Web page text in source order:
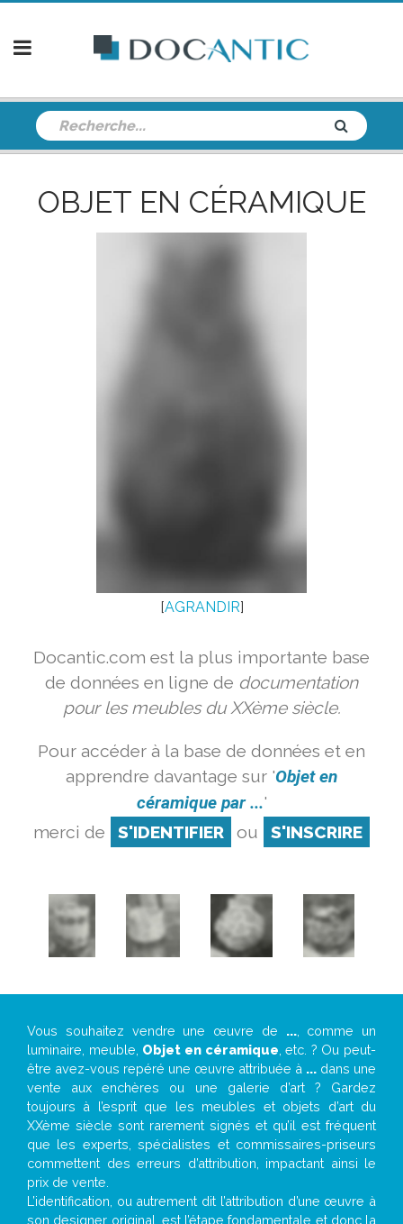
OBJET EN CÉRAMIQUE
[AGRANDIR]
Docantic.com est la plus importante base
de données en ligne de documentation
pour les meubles du XXème siècle.
Pour accéder à la base de données et en
apprendre davantage sur 'Objet en
céramique par ...'
merci de
S'IDENTIFIER ou S'INSCRIRE
Vous souhaitez vendre une œuvre de ..., comme un
luminaire, meuble, Objet en céramique , etc. ? Ou peut-
être avez-vous repéré une œuvre attribuée à ... dans une
vente aux enchères ou une galerie d’art ? Gardez
toujours à l’esprit que les meubles et objets d’art du
XXème siècle sont rarement signés et qu’il est fréquent
que les experts, spécialistes et commissaires-priseurs
commettent des erreurs d’attribution, impactant ainsi le
prix de vente.
L’identification, ou autrement dit l’attribution d’une œuvre à
son designer original, est l’étape fondamentale et donc la